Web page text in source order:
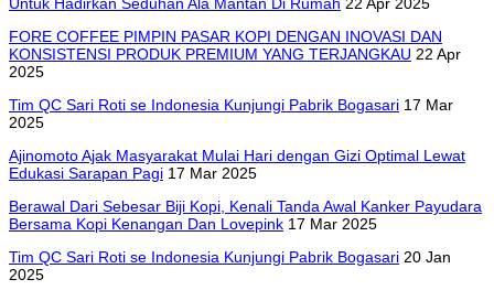
FORE COFFEE PIMPIN PASAR KOPI DENGAN INOVASI DAN
KONSISTENSI PRODUK PREMIUM YANG TERJANGKAU 22 Apr
2025
Tim QC Sari Roti se Indonesia Kunjungi Pabrik Bogasari 17 Mar
2025
Ajinomoto Ajak Masyarakat Mulai Hari dengan Gizi Optimal Lewat
Edukasi Sarapan Pagi 17 Mar 2025
Berawal Dari Sebesar Biji Kopi, Kenali Tanda Awal Kanker Payudara
Bersama Kopi Kenangan Dan Lovepink 17 Mar 2025
Tim QC Sari Roti se Indonesia Kunjungi Pabrik Bogasari 20 Jan
2025